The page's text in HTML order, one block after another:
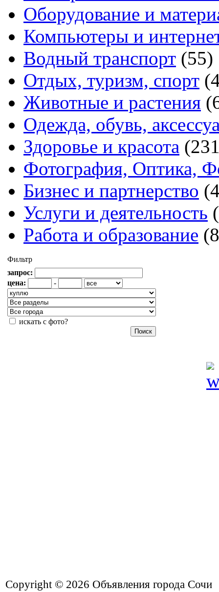
Оборудование и
Компьютеры и
Водный транспорт (55)
Отдых, туризм, спорт
Животные и растения
Одежда, обувь,
Здоровье и красота
Фотография, Оптика,
Бизнес и партнерство
Услуги и деятельность
Работа и образование
Фильтр
запрос:
цена:
-
искать с фото?
Copyright © 2026 Объявления города Сочи